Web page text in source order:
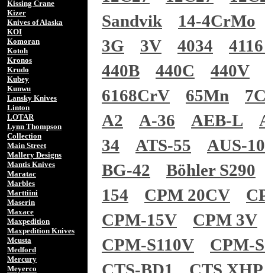
Kissing Crane
Kizer
Knives of Alaska
KOI
Komoran
Kotoh
Kronos
Krudo
Kubey
Kunwu
Lansky Knives
Linton
LOTAR
Lynn Thompson
Collection
Main Street
Mallery Designs
Mantis Knives
Maratac
Marbles
Marttiini
Maserin
Maxace
Maxpedition
Maxpedition Knives
Mcusta
Medford
Mercury
Meyerco
Sandvik
14-4CrMo
3G
3V 4034
440B
440C
440V
6168CrV
65Mn
A2
A-36 AEB-L
34
ATS-55
AUS-
BG-42
Böhler S290
154
CPM 20CV
CPM-15V
CPM 3V
CPM-S110V
CPM-